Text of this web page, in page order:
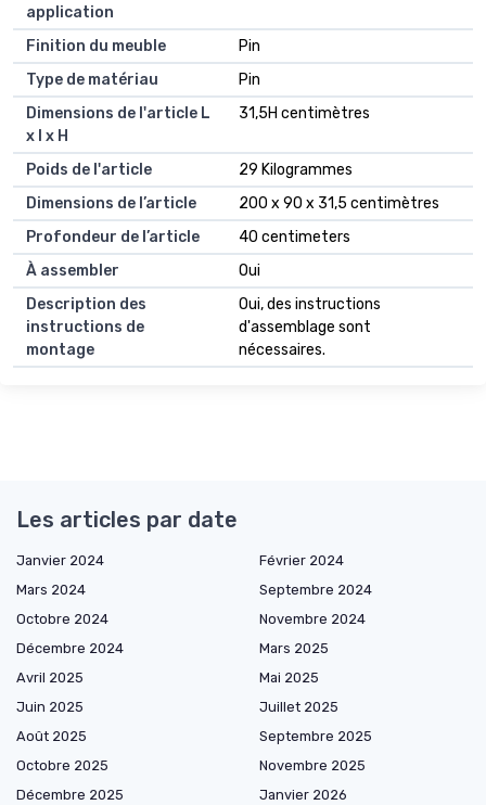
application
Finition du meuble
Pin
Type de matériau
Pin
Dimensions de l'article L
x l x H
31,5H centimètres
Poids de l'article
29 Kilogrammes
Dimensions de l’article
200 x 90 x 31,5 centimètres
Profondeur de l’article
40 centimeters
À assembler
Oui
Description des
instructions de
montage
Oui, des instructions
d'assemblage sont
nécessaires.
Les articles par date
Janvier 2024
Février 2024
Mars 2024
Septembre 2024
Octobre 2024
Novembre 2024
Décembre 2024
Mars 2025
Avril 2025
Mai 2025
Juin 2025
Juillet 2025
Août 2025
Septembre 2025
Octobre 2025
Novembre 2025
Décembre 2025
Janvier 2026